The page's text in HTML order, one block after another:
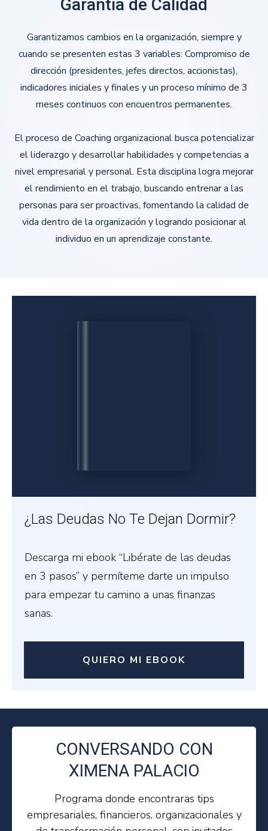
Garantía de Calidad
Garantizamos cambios en la organización, siempre y
cuando se presenten estas 3 variables: Compromiso de
dirección (presidentes, jefes directos, accionistas),
indicadores iniciales y finales y un proceso mínimo de 3
meses continuos con encuentros permanentes.
El proceso de Coaching organizacional busca potencializar
el liderazgo y desarrollar habilidades y competencias a
nivel empresarial y personal. Esta disciplina logra mejorar
el rendimiento en el trabajo, buscando entrenar a las
personas para ser proactivas, fomentando la calidad de
vida dentro de la organización y logrando posicionar al
individuo en un aprendizaje constante.
¿Las Deudas No Te Dejan Dormir?
Descarga mi ebook “Libérate de las deudas
en 3 pasos” y permíteme darte un impulso
para empezar tu camino a unas finanzas
sanas.
QUIERO MI EBOOK
CONVERSANDO CON
XIMENA PALACIO
Programa donde encontraras tips
empresariales, financieros, organizacionales y